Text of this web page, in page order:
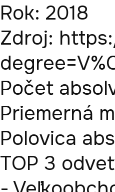
Rok: 2018
Zdroj:
Počet
Priemerná
Polovica
TOP 3